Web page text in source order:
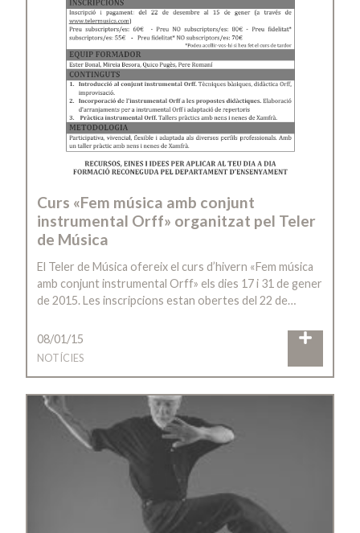
Curs «Fem música amb conjunt
instrumental Orff» organitzat pel Teler
de Música
El Teler de Música ofereix el curs d’hivern «Fem música
amb conjunt instrumental Orff» els dies 17 i 31 de gener
de 2015. Les inscripcions estan obertes del 22 de…
08/01/15
NOTÍCIES